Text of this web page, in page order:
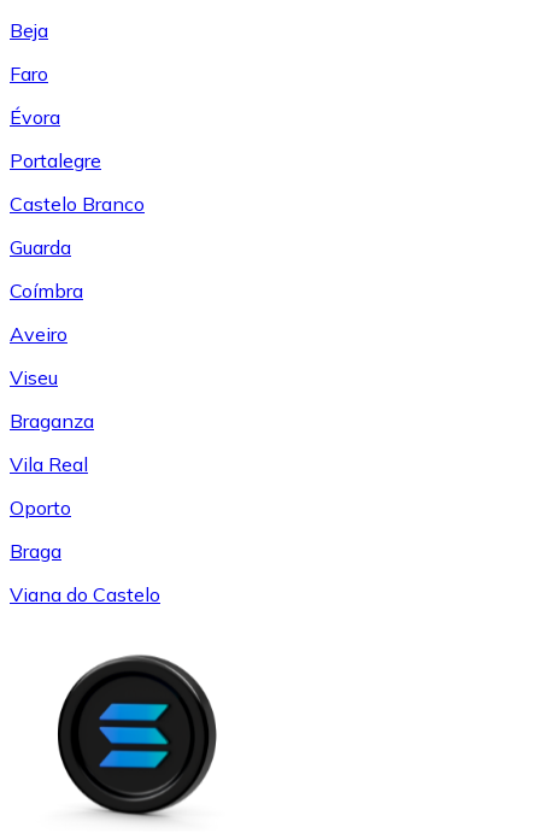
Beja
Faro
Évora
Portalegre
Castelo Branco
Guarda
Coímbra
Aveiro
Viseu
Braganza
Vila Real
Oporto
Braga
Viana do Castelo